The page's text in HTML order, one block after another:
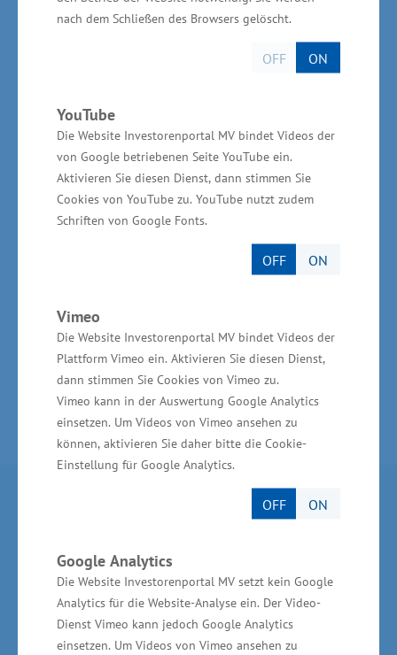
nach dem Schließen des Browsers gelöscht.
OFF ON
YouTube
Die Website Investorenportal MV bindet Videos der
von Google betriebenen Seite YouTube ein.
Aktivieren Sie diesen Dienst, dann stimmen Sie
Cookies von YouTube zu. YouTube nutzt zudem
Schriften von Google Fonts.
OFF ON
Vimeo
Die Website Investorenportal MV bindet Videos der
Plattform Vimeo ein. Aktivieren Sie diesen Dienst,
dann stimmen Sie Cookies von Vimeo zu.
Vimeo kann in der Auswertung Google Analytics
einsetzen. Um Videos von Vimeo ansehen zu
können, aktivieren Sie daher bitte die Cookie-
Einstellung für Google Analytics.
OFF ON
Google Analytics
Die Website Investorenportal MV setzt kein Google
Analytics für die Website-Analyse ein. Der Video-
Dienst Vimeo kann jedoch Google Analytics
einsetzen. Um Videos von Vimeo ansehen zu
Mikrofluidik und Materialwissenschaften.
„Dieses Projekt zeigt eindrucksvoll, wie die
neue Impulse für die Innovationskraft und
Wettbewerbsfähigkeit in Mecklenburg-
Vorpommern setzen kann“, erklärte
Staatssekretär Schulte. „Mit der Förderung
solcher zukunftsweisenden Technologien
leisten wir einen wichtigen Beitrag zur
Stärkung des Technologiestandorts Rostock
im Land.“
Ministerium für Wirtschaft, Infrastruktur,
Tourismus und Arbeit Mecklenburg-Vorpommern
Invest in MV - Wirtschaftsfördergesellschaft des
Landes MV